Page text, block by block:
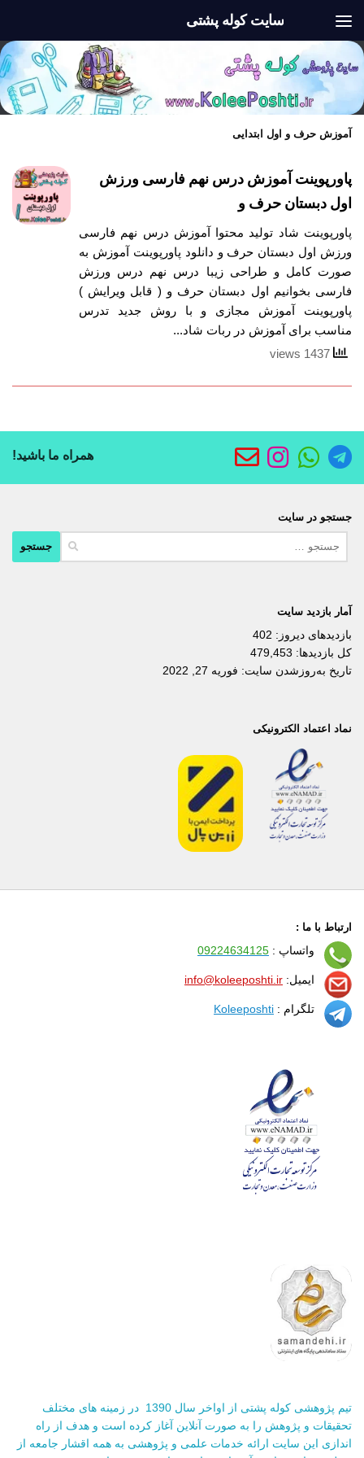
سایت کوله پشتی
آموزش حرف و اول ابتدایی
پاورپوینت آموزش درس نهم فارسی ورزش
اول دبستان حرف و
پاورپوینت شاد تولید محتوا آموزش درس نهم فارسی
ورزش اول دبستان حرف و دانلود پاورپوینت آموزش به
صورت کامل و طراحی زیبا درس نهم درس ورزش
فارسی بخوانیم اول دبستان حرف و ( قابل ویرایش )
پاورپوینت آموزش مجازی و با روش جدید تدرس
مناسب برای آموزش در ربات شاد...
همراه ما باشید!
جستجو در سایت
آمار بازدید سایت
بازدیدهای دیروز: 402
کل بازدیدها: 479,453
تاریخ به‌روزشدن سایت: فوریه 27, 2022
نماد اعتماد الکترونیکی
ارتباط با ما :
واتساپ : 09224634125
ایمیل: info@koleeposhti.ir
تلگرام : Koleeposhti
تیم پژوهشی کوله پشتی از اواخر سال 1390 در زمینه های مختلف
تحقیقات و پژوهش را به صورت آنلاین آغاز کرده است و هدف از راه
اندازی این سایت ارائه خدمات علمی و پژوهشی به همه اقشار جامعه از